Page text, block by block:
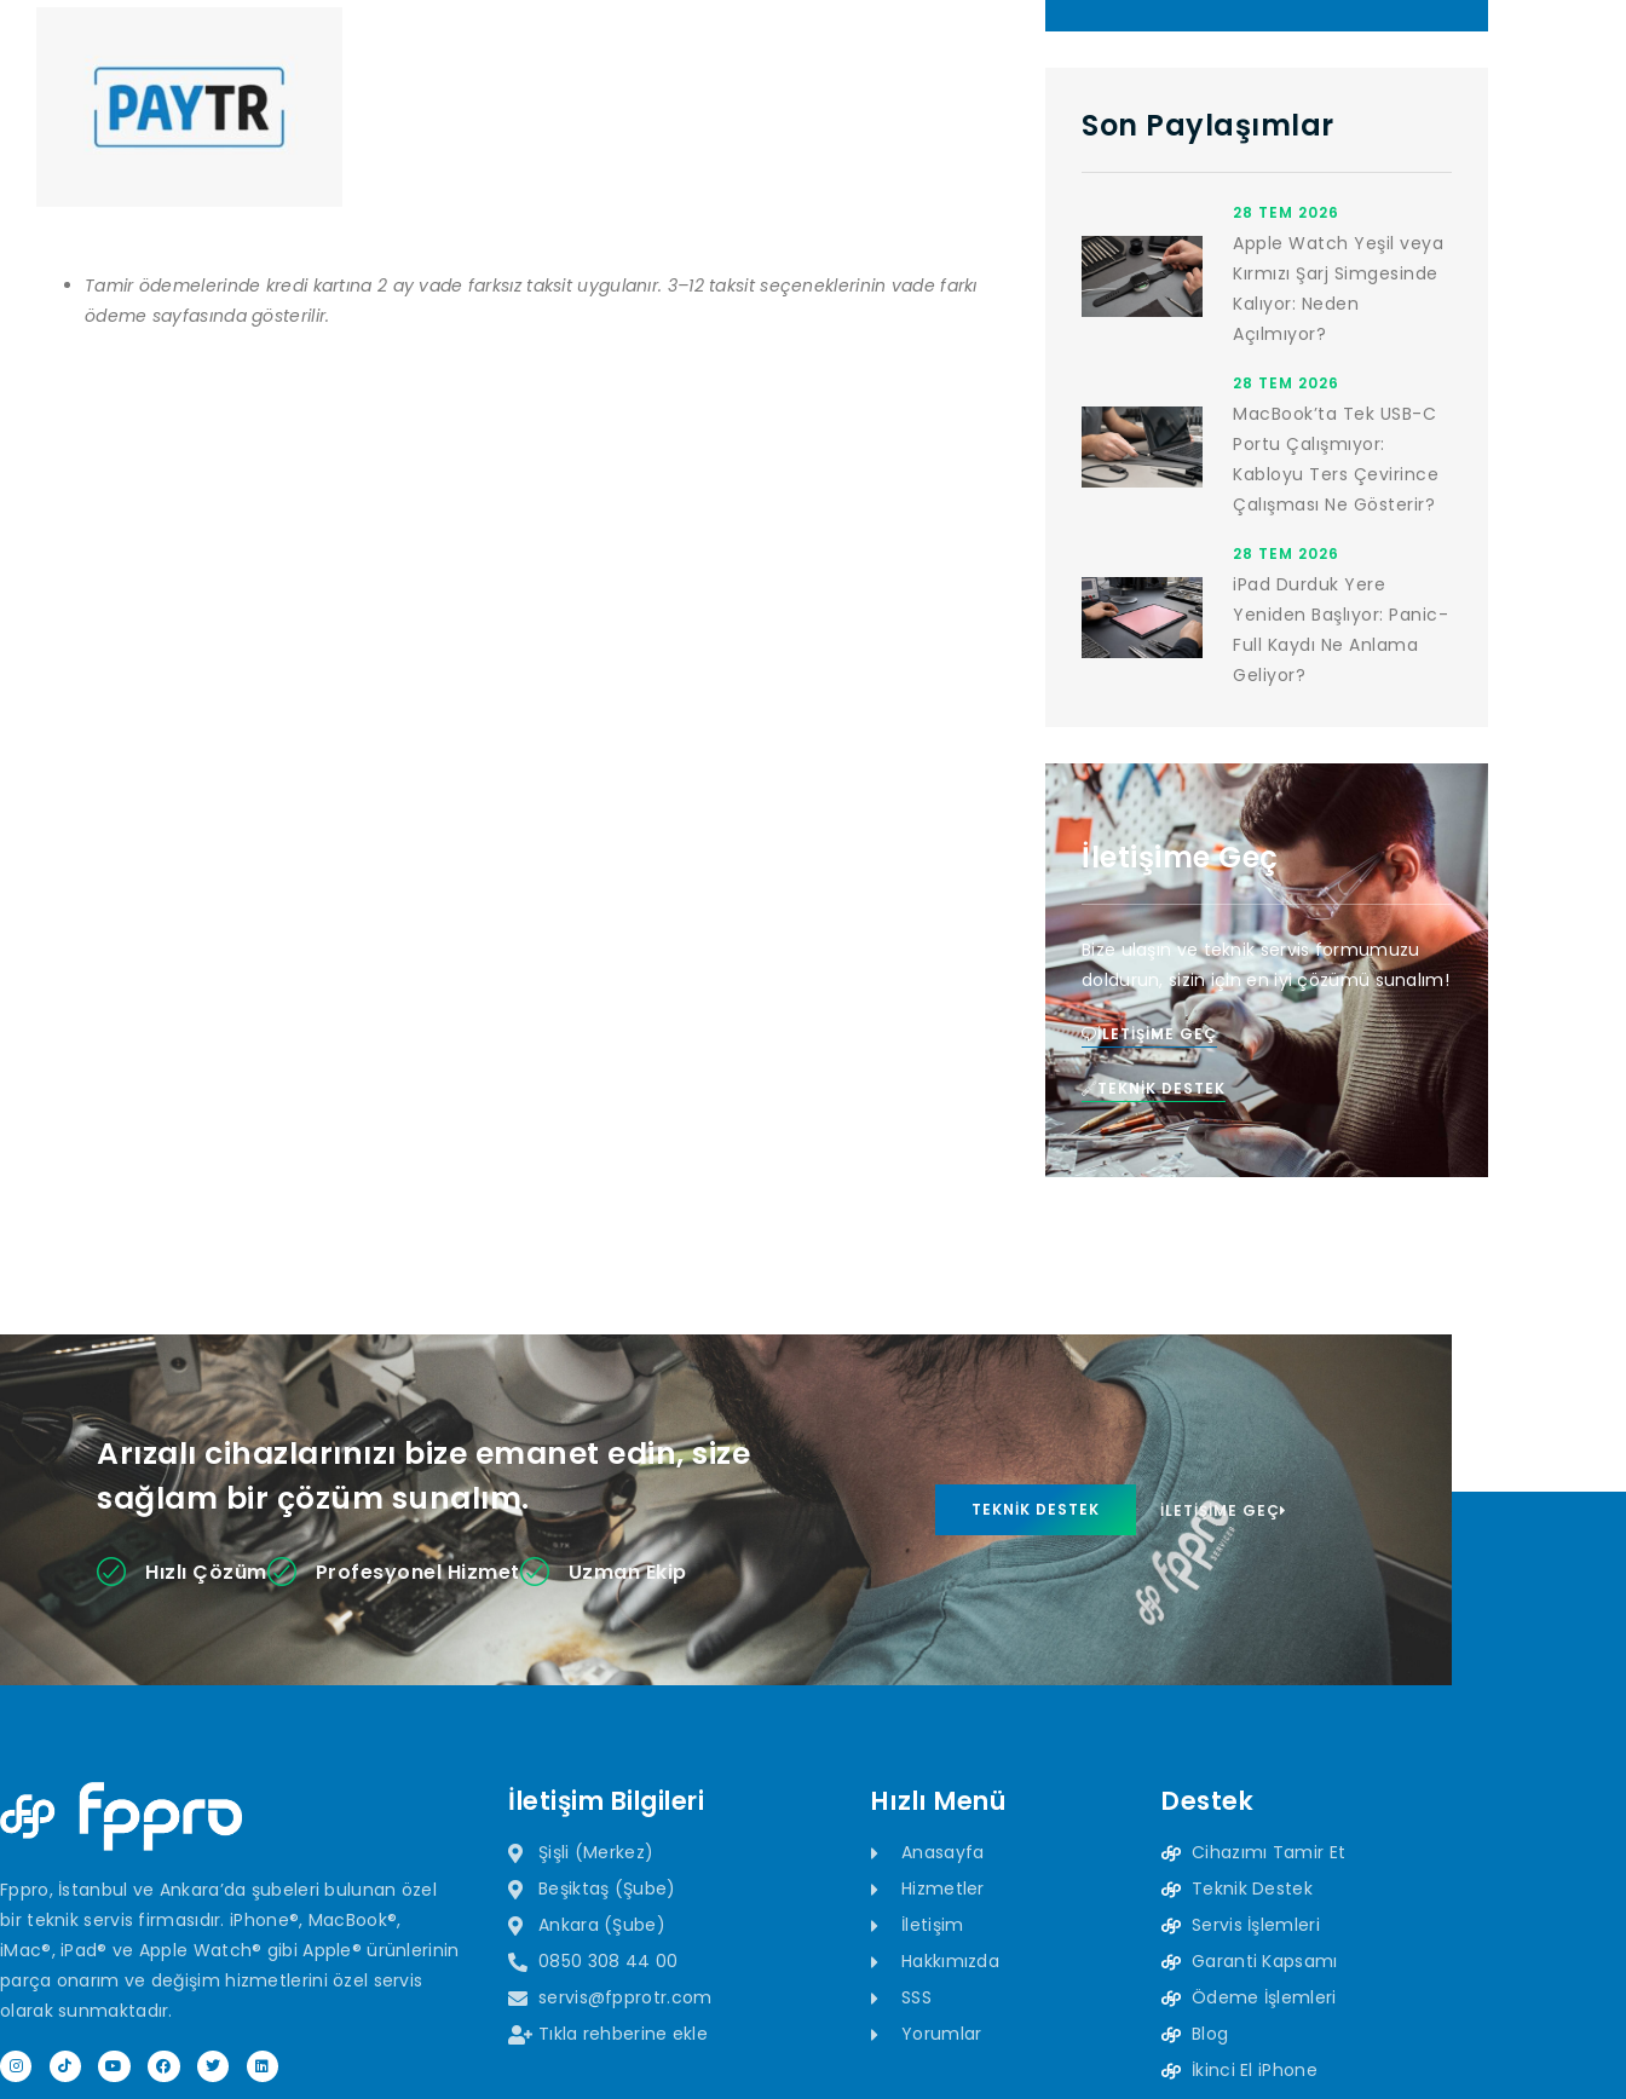
Tamir ödemelerinde kredi kartına 2 ay vade farksız taksit uygulanır. 3–12 taksit seçeneklerinin vade farkı
ödeme sayfasında gösterilir.
Son Paylaşımlar
28 TEM 2026
Apple Watch Yeşil veya
Kırmızı Şarj Simgesinde
Kalıyor: Neden
Açılmıyor?
28 TEM 2026
MacBook’ta Tek USB-C
Portu Çalışmıyor:
Kabloyu Ters Çevirince
Çalışması Ne Gösterir?
28 TEM 2026
iPad Durduk Yere
Yeniden Başlıyor: Panic-
Full Kaydı Ne Anlama
Geliyor?
İletişime Geç
Bize ulaşın ve teknik servis formumuzu
doldurun, sizin için en iyi çözümü sunalım!
İLETIŞIME GEÇ
TEKNIK DESTEK
Arızalı cihazlarınızı bize emanet edin, size
sağlam bir çözüm sunalım.
Hızlı Çözüm Profesyonel Hizmet Uzman Ekip
TEKNIK DESTEK İLETIŞIME GEÇ
Fppro, İstanbul ve Ankara’da şubeleri bulunan özel
bir teknik servis firmasıdır. iPhone®, MacBook®,
iMac®, iPad® ve Apple Watch® gibi Apple® ürünlerinin
parça onarım ve değişim hizmetlerini özel servis
olarak sunmaktadır.
İletişim Bilgileri
Şişli (Merkez)
Beşiktaş (Şube)
Ankara (Şube)
0850 308 44 00
servis@fpprotr.com
Tıkla rehberine ekle
Hızlı Menü
Anasayfa
Hizmetler
İletişim
Hakkımızda
SSS
Yorumlar
Destek
Cihazımı Tamir Et
Teknik Destek
Servis İşlemleri
Garanti Kapsamı
Ödeme İşlemleri
Blog
İkinci El iPhone